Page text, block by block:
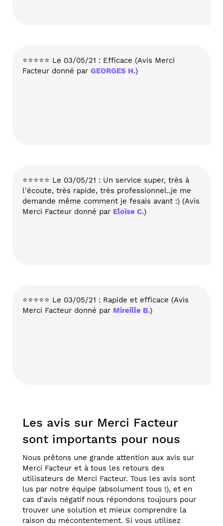
⭐⭐⭐⭐⭐ Le 03/05/21 : Efficace (Avis Merci
Facteur donné par GEORGES H.)
⭐⭐⭐⭐⭐ Le 03/05/21 : Un service super, très à
l'écoute, très rapide, très professionnel..je me
demande même comment je fesais avant :) (Avis
Merci Facteur donné par Eloïse C.)
⭐⭐⭐⭐⭐ Le 03/05/21 : Rapide et efficace (Avis
Merci Facteur donné par Mireille B.)
Les avis sur Merci Facteur
sont importants pour nous
Nous prêtons une grande attention aux avis sur
Merci Facteur et à tous les retours des
utilisateurs de Merci Facteur. Tous les avis sont
lus par notre équipe (absolument tous !), et en
cas d'avis négatif nous répondons toujours pour
trouver une solution et mieux comprendre la
raison du mécontentement. Si vous utilisez